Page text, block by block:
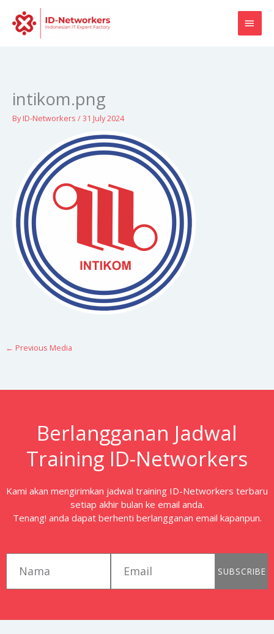
content
intikom.png
ByID-Networkers /31 July 2024
← Previous Media
Berlangganan Jadwal
Training ID-Networkers
Kami akan mengirimkan jadwal training ID-Networkers terbaru
setiap akhir bulan ke email anda.
Tenang! anda dapat berhenti berlangganan email kapanpun.
SUBSCRIBE